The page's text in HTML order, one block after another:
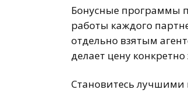
Бонусные программы
работы каждого
отдельно взятым
делает цену
Становитесь лучшими